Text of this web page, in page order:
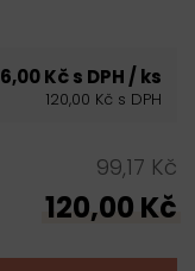
6,00 Kč s DPH / ks
120,00 Kč s DPH
99,17 Kč
120,00 Kč